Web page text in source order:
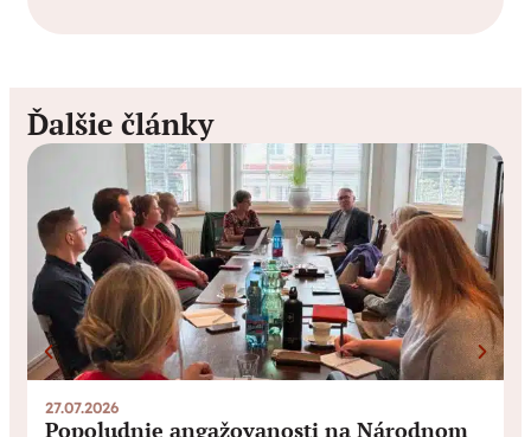
Ďalšie články
27.07.2026
Popoludnie angažovanosti na Národnom